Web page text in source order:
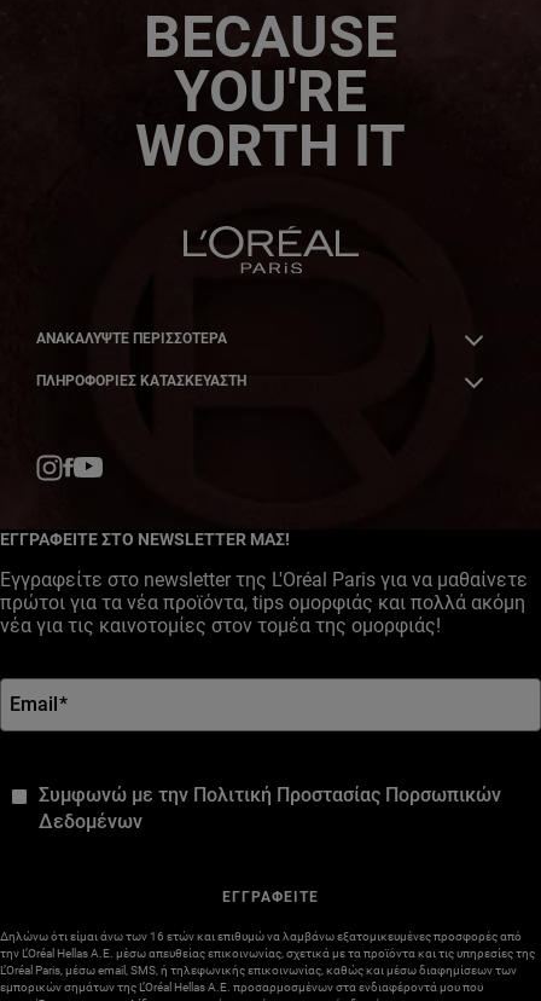
BECAUSE
YOU'RE
WORTH IT
ΑΝΑΚΑΛΎΨΤΕ ΠΕΡΙΣΣΌΤΕΡΑ
ΠΛΗΡΟΦΟΡΙΕΣ ΚΑΤΑΣΚΕΥΑΣΤΗ
ΕΓΓΡΑΦΕΙΤΕ ΣΤΟ NEWSLETTER ΜΑΣ!
Εγγραφείτε στο newsletter της L'Oréal Paris για να μαθαίνετε
πρώτοι για τα νέα προϊόντα, tips ομορφιάς και πολλά ακόμη
νέα για τις καινοτομίες στον τομέα της ομορφιάς!
Email*
Συμφωνώ με την Πολιτική Προστασίας Πορσωπικών
Δεδομένων
ΕΓΓΡΑΦΕΙΤΕ
Δηλώνω ότι είμαι άνω των 16 ετών και επιθυμώ να λαμβάνω εξατομικευμένες προσφορές από
την L’Oréal Hellas A.E. μέσω απευθείας επικοινωνίας, σχετικά με τα προϊόντα και τις υπηρεσίες της
L’Oréal Paris, μέσω email, SMS, ή τηλεφωνικής επικοινωνίας, καθώς και μέσω διαφημίσεων των
εμπορικών σημάτων της L’Oréal Hellas A.E. προσαρμοσμένων στα ενδιαφέροντά μου που